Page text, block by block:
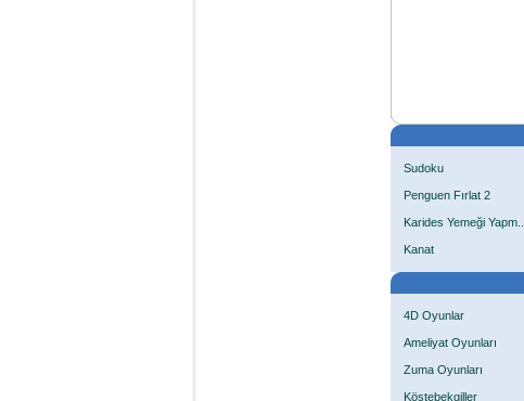
Sudoku
Penguen Fırlat 2
Karides Yemeği Yapm..
Kanat
4D Oyunlar
Ameliyat Oyunları
Zuma Oyunları
Köstebekgiller